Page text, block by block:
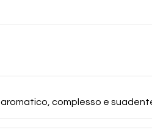
aromatico, complesso e